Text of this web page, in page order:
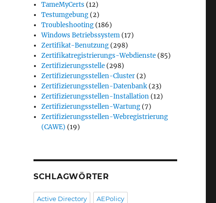
TameMyCerts (12)
Testumgebung (2)
Troubleshooting (186)
Windows Betriebssystem (17)
Zertifikat-Benutzung (298)
Zertifikatregistrierungs-Webdienste (85)
Zertifizierungsstelle (298)
Zertifizierungsstellen-Cluster (2)
Zertifizierungsstellen-Datenbank (23)
Zertifizierungsstellen-Installation (12)
Zertifizierungsstellen-Wartung (7)
Zertifizierungsstellen-Webregistrierung
(CAWE) (19)
SCHLAGWÖRTER
Active Directory AEPolicy